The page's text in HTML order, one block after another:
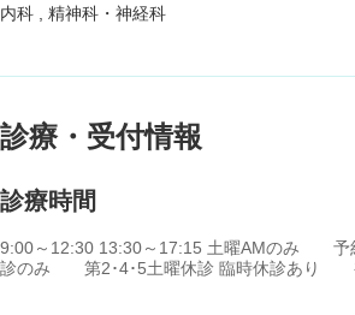
内科 精神科・神経科
診療・受付情報
診療時間
9:00～12:30 13:30～17:15 土曜AMのみ 予
診のみ 第2･4･5土曜休診 臨時休診あり